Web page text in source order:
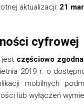
aktualizacji: 21
cyfrowej
jest częściowo zgodna
2019 r. o
mobilnych
lub wyłączeń